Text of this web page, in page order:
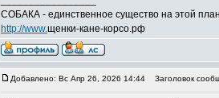
СОБАКА - единственное существо на этой
http://www.щенки-кане-корсо.рф
Добавлено: Вс Апр 26, 2026 14:44 Заголовок